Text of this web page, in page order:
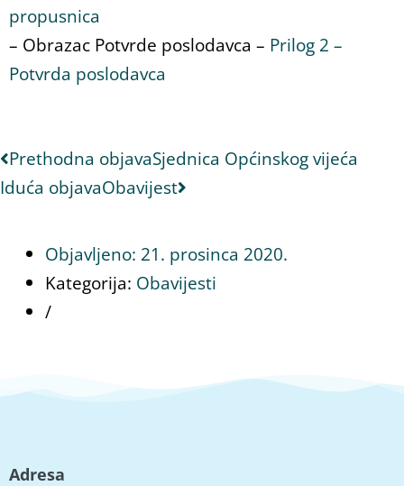
propusnica
– Obrazac Potvrde poslodavca – Prilog 2 –
Potvrda poslodavca
Prethodna objavaSjednica Općinskog vijeća
Iduća objavaObavijest
Objavljeno: 21. prosinca 2020.
Kategorija: Obavijesti
/
Adresa